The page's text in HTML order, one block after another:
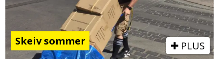
Skeiv sommer PLUS